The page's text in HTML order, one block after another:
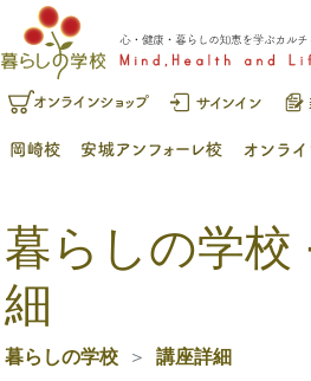
暮らしの学校
細
暮らしの学校 講座詳細